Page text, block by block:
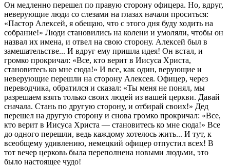
Он медленно перешел по правую сторону офицера. Но, вдруг,
неверующие люди со слезами на глазах начали проситься:
«Пастор Алексей, я обещаю, что с этого дня буду ходить на
собрание!» Люди становились на колени и умоляли, чтобы он
назвал их имена, и отвел на свою сторону. Алексей был в
замешательстве... И вдруг ему пришла идея! Он встал, и
громко прокричал: «Все, кто верит в Иисуса Христа,
становитесь ко мне сюда!» И все, как один, верующие и
неверующие перешли на сторону Алексея. Офицер, через
переводчика, обратился и сказал: «Ты меня не понял, мы
разрешаем взять только своих людей из вашей церкви. Давай
сначала. Стань по другую сторону, и отбирай своих!» Дед
перешел на другую сторону и снова громко прокричал: «Все,
кто верит в Иисуса Христа — становитесь ко мне сюда!» Все
до одного перешли, ведь каждому хотелось жить... И тут, к
всеобщему удивлению, немецкий офицер отпустил всех! В
тот вечер церковь была переполнена новыми людьми, это
было настоящее чудо!